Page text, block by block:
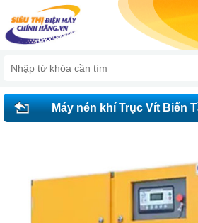
Máy nén khí Trục Vít Biến